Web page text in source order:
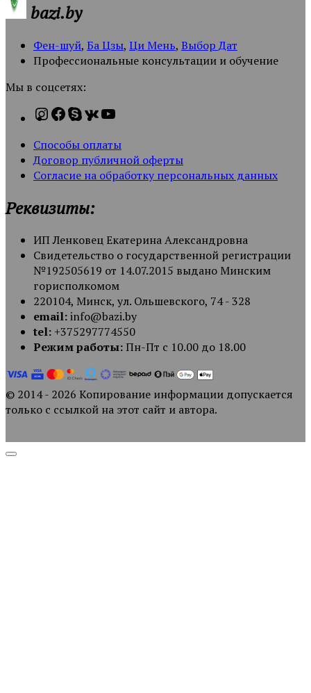
bazi.by
Фен-шуй, Ба Цзы, Ци Мень, Выбор Дат
Профессиональные консультации и обучение
Мы в соцсетях:
Способы оплаты
Договор публичной оферты
Согласие на обработку персональных данных
Реквизиты:
ИП Ленковец Екатерина Александровна
Свидетельство о государственной регистрации
№192505619 от 14.07.2015 выдано Минским
горисполкомом
220104, Минск, ул. Ольшевского, 74 - 328
email:info@bazi.by
tel: +375297774550
Режим работы:Пн-Пт с 10.00 до 18.00
© 2014 - 2026 Копирование информации допускается
только с ссылкой на этот сайт и автора.